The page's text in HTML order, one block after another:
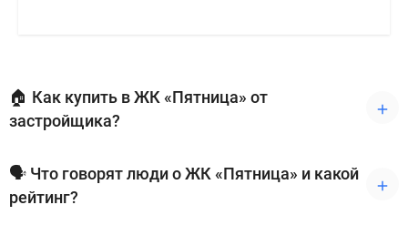
🏠 Как купить в ЖК «Пятница» от
застройщика?
🗣 Что говорят люди о ЖК «Пятница» и какой
рейтинг?